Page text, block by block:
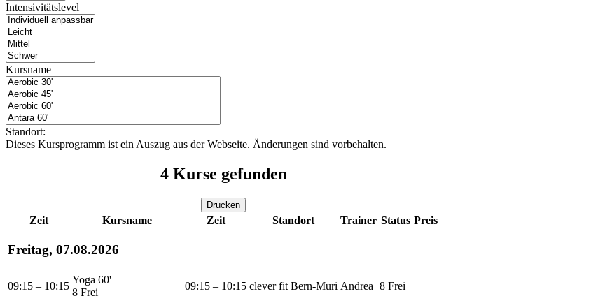
Intensivitätslevel
Kursname
Standort:
Dieses Kursprogramm ist ein Auszug aus der Webseite. Änderungen sind vorbehalten.
4Kurse gefunden
Drucken
Zeit Kursname Zeit Standort Trainer Status Preis
Freitag, 07.08.2026
09:15 – 10:15
Yoga 60'
8 Frei
09:15 – 10:15 clever fit Bern-Muri Andrea 8 Frei